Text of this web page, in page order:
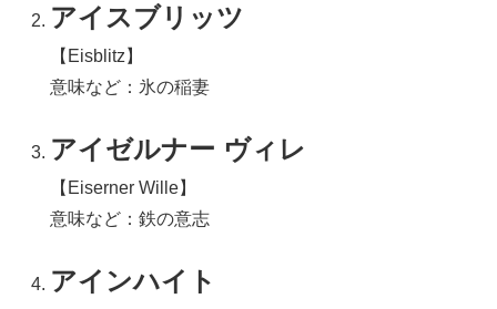
アイスブリッツ
【Eisblitz】
意味など：氷の稲妻
アイゼルナー ヴィレ
【Eiserner Wille】
意味など：鉄の意志
アインハイト